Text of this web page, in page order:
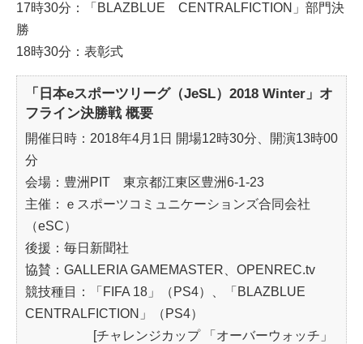
17時30分：「BLAZBLUE CENTRALFICTION」部門決
勝
18時30分：表彰式
「日本eスポーツリーグ（JeSL）2018 Winter」オ
フライン決勝戦 概要
開催日時：2018年4月1日 開場12時30分、開演13時00
分
会場：豊洲PIT 東京都江東区豊洲6-1-23
主催：ｅスポーツコミュニケーションズ合同会社
（eSC）
後援：毎日新聞社
協賛：GALLERIA GAMEMASTER、OPENREC.tv
競技種目：「FIFA 18」（PS4）、「BLAZBLUE
CENTRALFICTION」（PS4）
[チャレンジカップ 「オーバーウォッチ」